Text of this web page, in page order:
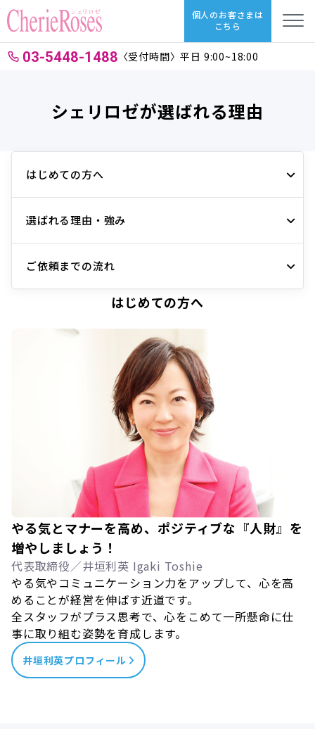
個人のお客さまは
こちら
03-5448-1488 〈受付時間〉平日 9:00~18:00
シェリロゼが選ばれる理由
はじめての方へ
選ばれる理由・強み
ご依頼までの流れ
はじめての方へ
やる気とマナーを高め、ポジティブな『人財』を
増やしましょう！
代表取締役／井垣利英 Igaki Toshie
やる気やコミュニケーション力をアップして、心を高
めることが経営を伸ばす近道です。
全スタッフがプラス思考で、心をこめて一所懸命に仕
事に取り組む姿勢を育成します。
井垣利英プロフィール